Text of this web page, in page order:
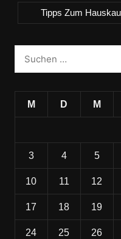
Tipps Zum
M D M
3 4 5
10 11 12
17 18 19
24 25 26